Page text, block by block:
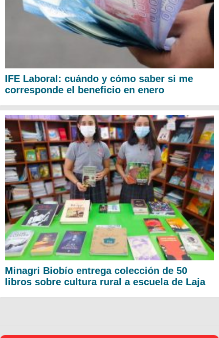
IFE Laboral: cuándo y cómo saber si me
corresponde el beneficio en enero
Minagri Biobío entrega colección de 50
libros sobre cultura rural a escuela de Laja